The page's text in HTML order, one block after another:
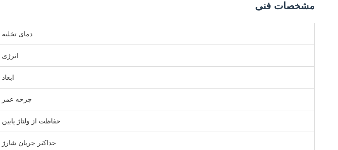
مشخصات فنی
دمای تخلیه
انرژی
ابعاد
چرخه عمر
حفاظت از ولتاژ پایین
حداکثر جریان شارژ